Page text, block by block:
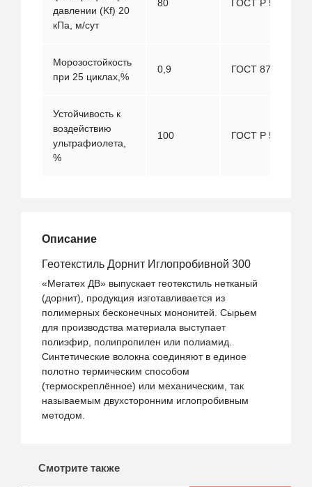
давлении (Kf) 20
кПа, м/сут
80 ГОСТ Р 52608
Морозостойкость
при 25 циклах,%
0,9 ГОСТ 8747
Устойчивость к
воздействию
ультрафиолета,
%
100 ГОСТ Р 55031
Описание
Геотекстиль Дорнит Иглопробивной 300
«Мегатех ДВ» выпускает геотекстиль нетканый
(дорнит), продукция изготавливается из
полимерных бесконечных мононитей. Сырьем
для производства материала выступает
полиэфир, полипропилен или полиамид.
Синтетические волокна соединяют в единое
полотно термическим способом
(термоскреплённое) или механическим, так
называемым двухсторонним иглопробивным
методом.
Смотрите также